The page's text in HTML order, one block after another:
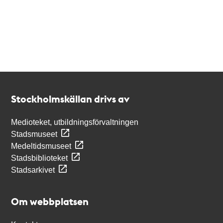
Stockholmskällan drivs av
Medioteket, utbildningsförvaltningen
Stadsmuseet
Medeltidsmuseet
Stadsbiblioteket
Stadsarkivet
Om webbplatsen